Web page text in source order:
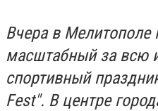
Вчера в
масштабный за всю
спортивный
Fest". В центре